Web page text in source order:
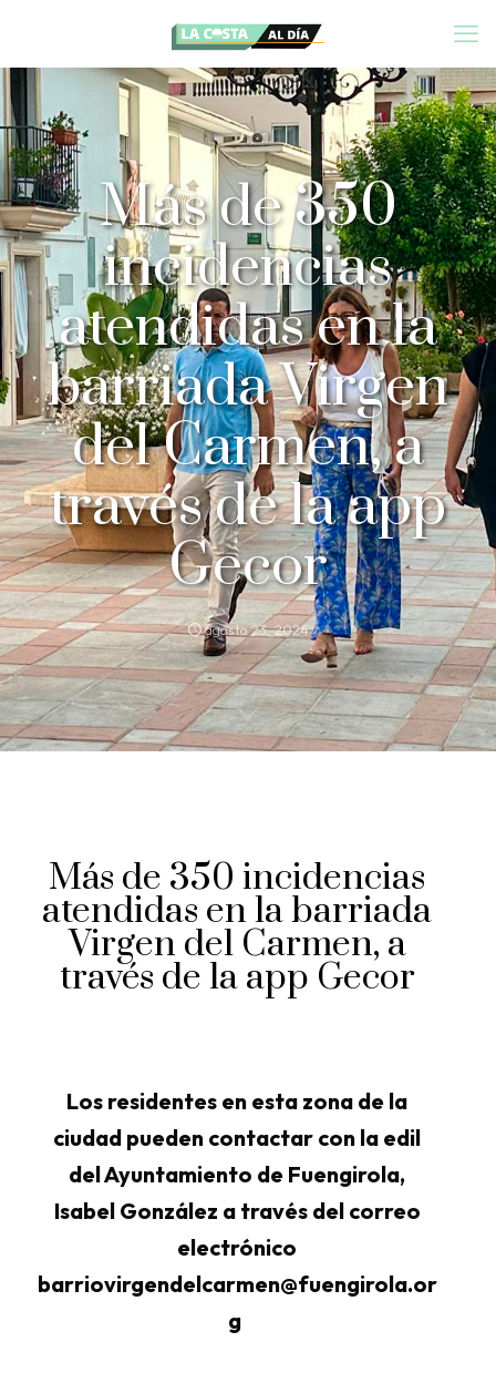
Más de 350
incidencias
atendidas en la
barriada Virgen
del Carmen, a
través de la app
Gecor
agosto 23, 2024
Más de 350 incidencias
atendidas en la barriada
Virgen del Carmen, a
través de la app Gecor
Los residentes en esta zona de la
ciudad pueden contactar con la edil
del Ayuntamiento de Fuengirola,
Isabel González a través del correo
electrónico
barriovirgendelcarmen@fuengirola.or
g